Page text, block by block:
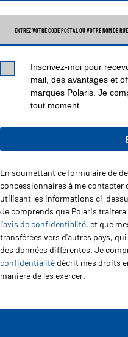
ENTREZ VOTRE CODE POSTAL OU VOTRE NOM DE
Inscrivez-moi pour
mail, des avantages et
marques Polaris. Je
tout moment.
En soumettant ce formulaire de
concessionnaires à me contacter
utilisant les informations ci-
Je comprends que Polaris
l'avis de confidentialité, et que
transférées vers d'autres pays,
des données différentes. Je
confidentialité décrit mes droits
manière de les exercer.